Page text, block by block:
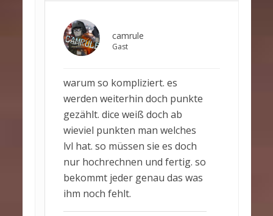
camrule
Gast
warum so kompliziert. es
werden weiterhin doch punkte
gezählt. dice weiß doch ab
wieviel punkten man welches
lvl hat. so müssen sie es doch
nur hochrechnen und fertig. so
bekommt jeder genau das was
ihm noch fehlt.